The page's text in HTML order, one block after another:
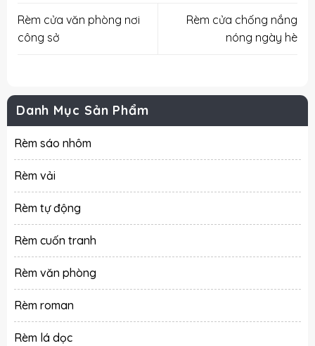
Rèm cửa văn phòng nơi
công sở
Rèm cửa chống nắng
nóng ngày hè
Danh Mục Sản Phẩm
Rèm sáo nhôm
Rèm vải
Rèm tự động
Rèm cuốn tranh
Rèm văn phòng
Rèm roman
Rèm lá dọc